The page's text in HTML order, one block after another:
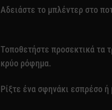
Αδειάστε το μπλέντερ στο
Τοποθετήστε προσεκτικά τα
κρύο ρόφημα.
Ρίξτε ένα σφηνάκι εσπρέσο